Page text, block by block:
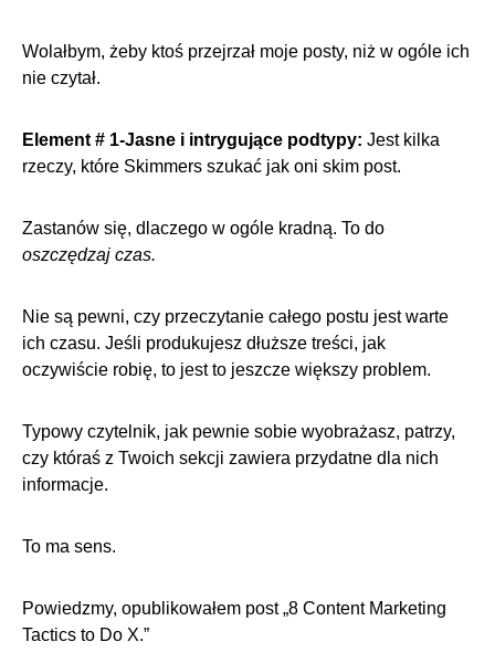
Wolałbym, żeby ktoś przejrzał moje posty, niż w ogóle ich
nie czytał.
Element # 1-Jasne i intrygujące podtypy: Jest kilka
rzeczy, które Skimmers szukać jak oni skim post.
Zastanów się, dlaczego w ogóle kradną. To do
oszczędzaj czas.
Nie są pewni, czy przeczytanie całego postu jest warte
ich czasu. Jeśli produkujesz dłuższe treści, jak
oczywiście robię, to jest to jeszcze większy problem.
Typowy czytelnik, jak pewnie sobie wyobrażasz, patrzy,
czy któraś z Twoich sekcji zawiera przydatne dla nich
informacje.
To ma sens.
Powiedzmy, opublikowałem post „8 Content Marketing
Tactics to Do X.”